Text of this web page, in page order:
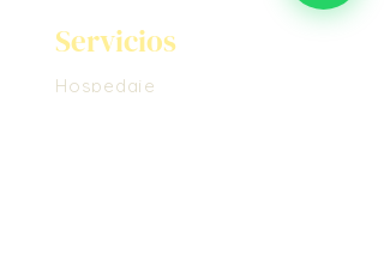
Servicios
Hospedaje